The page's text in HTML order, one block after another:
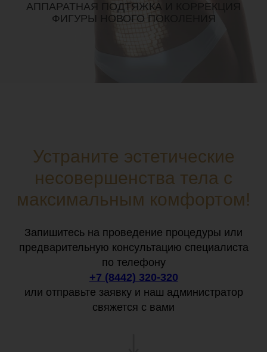
АППАРАТНАЯ ПОДТЯЖКА И КОРРЕКЦИЯ
ФИГУРЫ НОВОГО ПОКОЛЕНИЯ
Устраните эстетические
несовершенства тела с
максимальным комфортом!
Запишитесь на проведение процедуры или
предварительную консультацию специалиста
по телефону
+7 (8442) 320-320
или отправьте заявку и наш администратор
свяжется с вами